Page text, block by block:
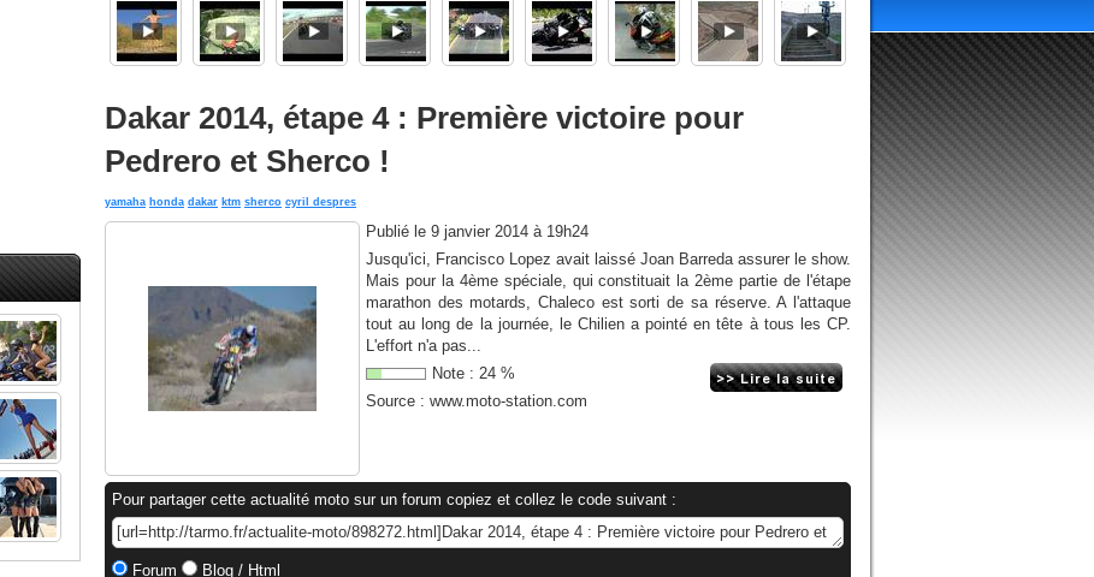
Dakar 2014, étape 4 : Première victoire pour
Pedrero et Sherco !
yamaha honda dakar ktm sherco cyril despres
Publié le 9 janvier 2014 à 19h24
Jusqu'ici, Francisco Lopez avait laissé Joan Barreda assurer le show.
Mais pour la 4ème spéciale, qui constituait la 2ème partie de l'étape
marathon des motards, Chaleco est sorti de sa réserve. A l'attaque
tout au long de la journée, le Chilien a pointé en tête à tous les CP.
L'effort n'a pas...
Note : 24 %
Source : www.moto-station.com
Pour partager cette actualité moto sur un forum copiez et collez le code suivant :
Forum Blog / Html